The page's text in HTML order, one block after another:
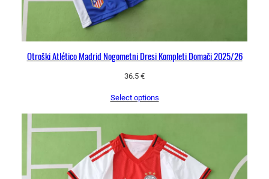
Otroški Atlético Madrid Nogometni Dresi Kompleti Domači 2025/26
36.5 €
Select options